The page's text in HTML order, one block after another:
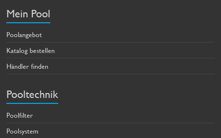
Mein Pool
Poolangebot
Katalog bestellen
Händler finden
Pooltechnik
Poolfilter
Poolsystem